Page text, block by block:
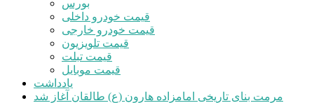
بورس
قیمت خودرو داخلی
قیمت خودرو خارجی
قیمت تلویزیون
قیمت تبلت
قیمت موبایل
یادداشت
مرمت بنای تاریخی امامزاده هارون (ع) طالقان آغاز شد